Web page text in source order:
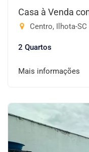
Casa à Venda
Centro, Ilhota-SC
2 Quartos
Mais informações